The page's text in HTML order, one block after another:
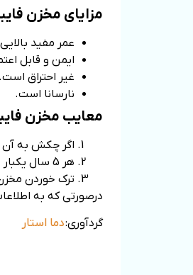
مزایای مخزن
عمر مفید
ایمن و قابل
غیر احتراق است.
نارسانا است.
معایب مخزن
اگر چکش به آن
هر 5 سال یکبار باید ژل روکش شود.
ترک خوردن
درصورتی که به
گردآوری:دما استار